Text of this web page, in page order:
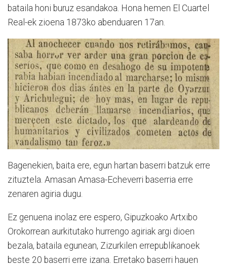
bataila honi buruz esandakoa. Hona hemen El Cuartel
Real-ek zioena 1873ko abenduaren 17an.
Bagenekien, baita ere, egun hartan baserri batzuk erre
zituztela. Amasan Amasa-Echeverri baserria erre
zenaren agiria dugu.
Ez genuena inolaz ere espero, Gipuzkoako Artxibo
Orokorrean aurkitutako hurrengo agiriak argi dioen
bezala, bataila egunean, Zizurkilen errepublikanoek
beste 20 baserri erre izana. Erretako baserri hauen